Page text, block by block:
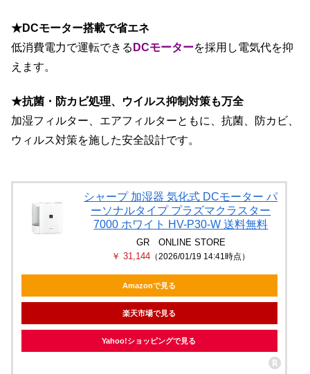
★DCモーター搭載で省エネ
低消費電力で運転できる DCモーターを採用し電気代を抑
えます。
★抗菌・防カビ処理、ウイルス抑制対策も万全
加湿フィルター、エアフィルターともに、抗菌、防カビ、
ウィルス対策を施した安全設計です。
シャープ 加湿器 気化式 DCモーター パ
ーソナルタイプ プラズマクラスター
7000 ホワイト HV-P30-W 送料無料
GR ONLINE STORE
￥ 31,144 （2026/01/19 14:41時点）
Amazonで見る
楽天市場で見る
Yahoo!ショッピングで見る